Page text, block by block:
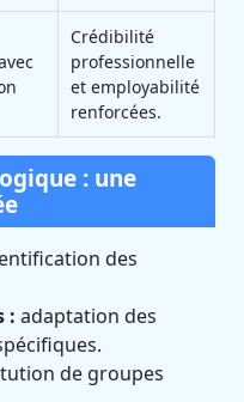
Crédibilité
professionnelle
et employabilité
renforcées.
: une
des
: adaptation des
de groupes